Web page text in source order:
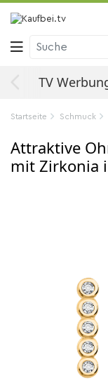
Suche
TV
Startseite Schmuck
Attraktive
mit Zirkonia